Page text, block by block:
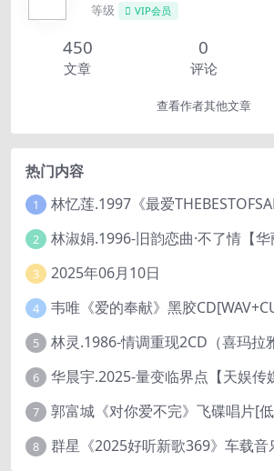
等级 VIP会员
450
文章
0
评论
查看作者其他文章
热门内容
1
2
3 2025年06月10日
4 韦唯《爱的奉献》黑胶
5
6
7
8